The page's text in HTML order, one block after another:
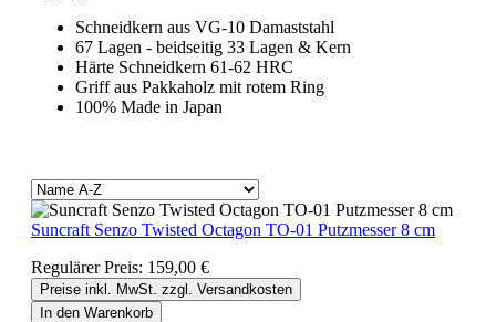
Schneidkern aus VG-10 Damaststahl
67 Lagen - beidseitig 33 Lagen & Kern
Härte Schneidkern 61-62 HRC
Griff aus Pakkaholz mit rotem Ring
100% Made in Japan
Suncraft Senzo Twisted Octagon TO-01 Putzmesser 8 cm
Regulärer Preis: 159,00 €
Preise inkl. MwSt. zzgl. Versandkosten
In den Warenkorb